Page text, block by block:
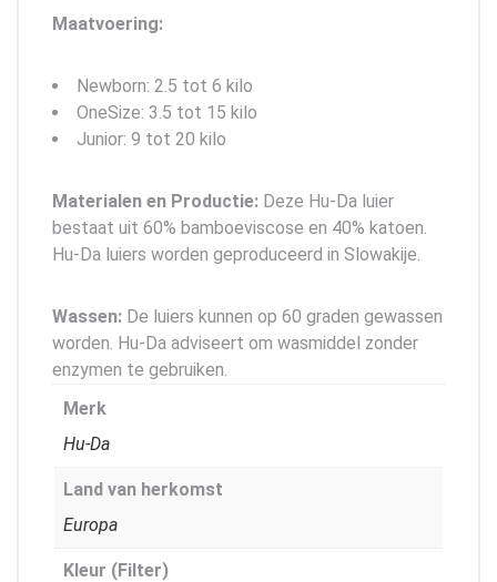
Maatvoering:
Newborn: 2.5 tot 6 kilo
OneSize: 3.5 tot 15 kilo
Junior: 9 tot 20 kilo
Materialen en Productie: Deze Hu-Da luier
bestaat uit 60% bamboeviscose en 40% katoen.
Hu-Da luiers worden geproduceerd in Slowakije.
Wassen: De luiers kunnen op 60 graden gewassen
worden. Hu-Da adviseert om wasmiddel zonder
enzymen te gebruiken.
Merk
Hu-Da
Land van herkomst
Europa
Kleur (Filter)